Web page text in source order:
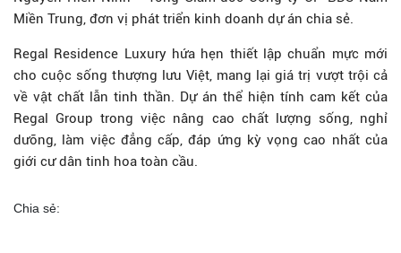
Miền Trung, đơn vị phát triển kinh doanh dự án chia sẻ.
Regal Residence Luxury hứa hẹn thiết lập chuẩn mực mới
cho cuộc sống thượng lưu Việt, mang lại giá trị vượt trội cả
về vật chất lẫn tinh thần. Dự án thể hiện tính cam kết của
Regal Group trong việc nâng cao chất lượng sống, nghỉ
dưỡng, làm việc đẳng cấp, đáp ứng kỳ vọng cao nhất của
giới cư dân tinh hoa toàn cầu.
Chia sẻ: